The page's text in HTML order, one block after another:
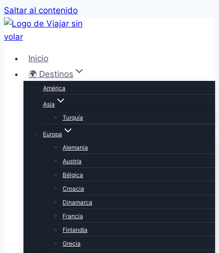
Saltar al contenido
Inicio
🌍 Destinos
América
Asia
Turquía
Europa
Alemania
Austria
Bélgica
Croacia
Dinamarca
Francia
Finlandia
Grecia